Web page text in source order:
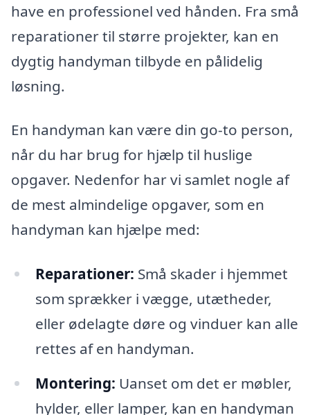
have en professionel ved hånden. Fra små
reparationer til større projekter, kan en
dygtig handyman tilbyde en pålidelig
løsning.
En handyman kan være din go-to person,
når du har brug for hjælp til huslige
opgaver. Nedenfor har vi samlet nogle af
de mest almindelige opgaver, som en
handyman kan hjælpe med:
Reparationer: Små skader i hjemmet
som sprækker i vægge, utætheder,
eller ødelagte døre og vinduer kan alle
rettes af en handyman.
Montering: Uanset om det er møbler,
hylder, eller lamper, kan en handyman